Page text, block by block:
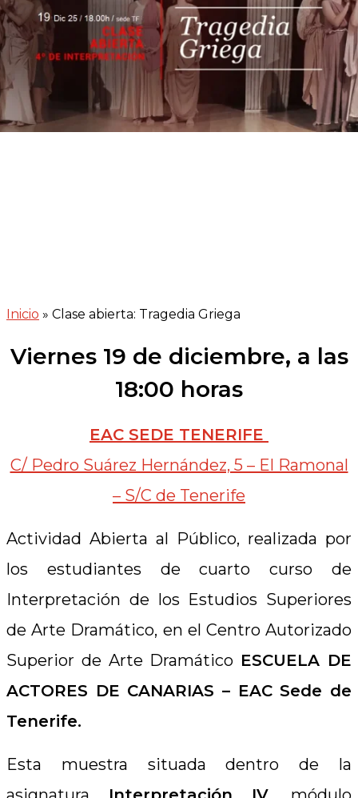
Inicio » Clase abierta: Tragedia Griega
Viernes 19 de diciembre, a las
18:00 horas
EAC SEDE TENERIFE
C/ Pedro Suárez Hernández, 5 – El Ramonal
– S/C de Tenerife
Actividad Abierta al Público, realizada por
los estudiantes de cuarto curso de
Interpretación de los Estudios Superiores
de Arte Dramático, en el Centro Autorizado
Superior de Arte Dramático ESCUELA DE
ACTORES DE CANARIAS – EAC Sede de
Tenerife.
Esta muestra situada dentro de la